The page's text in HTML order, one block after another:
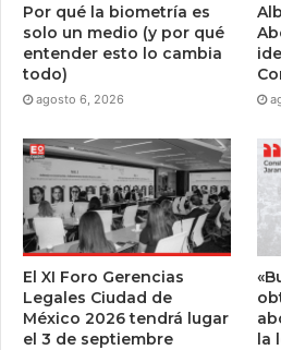
Por qué la biometría es
solo un medio (y por qué
entender esto lo cambia
todo)
agosto 6, 2026
El XI Foro Gerencias
Legales Ciudad de
México 2026 tendrá lugar
el 3 de septiembre
la